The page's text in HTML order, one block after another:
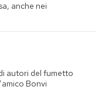
anche nei
autori del fumetto
Bonvi